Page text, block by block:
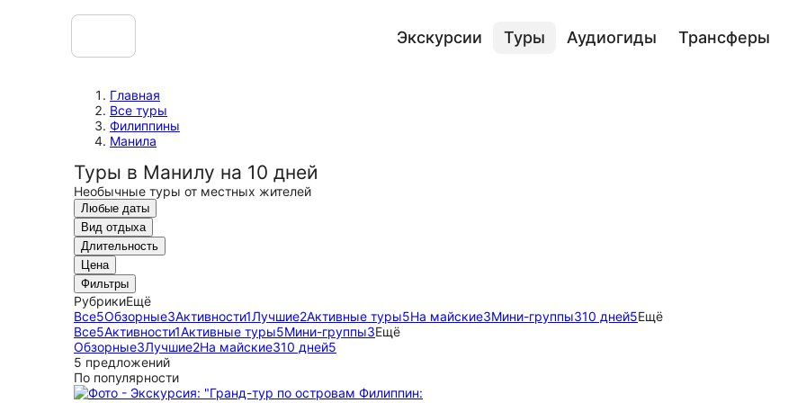
Экскурсии Туры Аудиогиды Трансферы
Главная
Все туры
Филиппины
Манила
Туры в Манилу на 10 дней
Необычные туры от местных жителей
Любые даты
Вид отдыха
Длительность
Цена
Фильтры
РубрикиЕщё
Все5Обзорные3Активности1Лучшие2Активные туры5На майские3Мини-группы310 дней5Ещё
Все5Активности1Активные туры5Мини-группы3Ещё
Обзорные3Лучшие2На майские310 дней5
5 предложений
По популярности